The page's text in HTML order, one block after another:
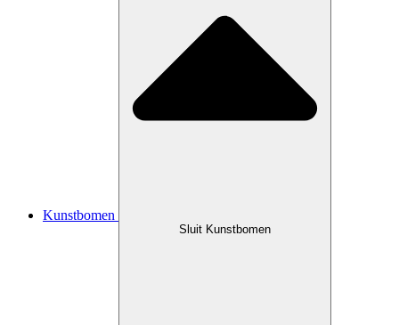
Kunstbomen
Sluit Kunstbomen